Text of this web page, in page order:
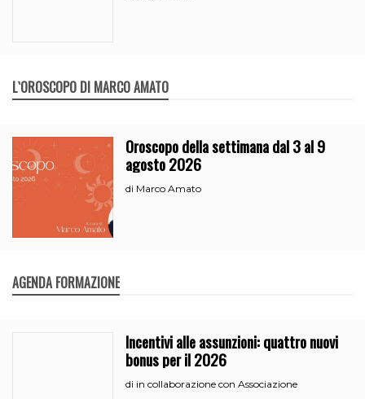
L`OROSCOPO DI MARCO AMATO
Oroscopo della settimana dal 3 al 9
agosto 2026
di Marco Amato
AGENDA FORMAZIONE
Incentivi alle assunzioni: quattro nuovi
bonus per il 2026
di in collaborazione con Associazione